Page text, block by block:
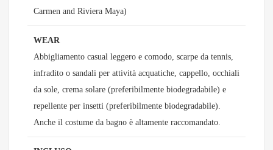
Carmen and Riviera Maya)
WEAR
Abbigliamento casual leggero e comodo, scarpe da tennis,
infradito o sandali per attività acquatiche, cappello, occhiali
da sole, crema solare (preferibilmente biodegradabile) e
repellente per insetti (preferibilmente biodegradabile).
Anche il costume da bagno è altamente raccomandato.